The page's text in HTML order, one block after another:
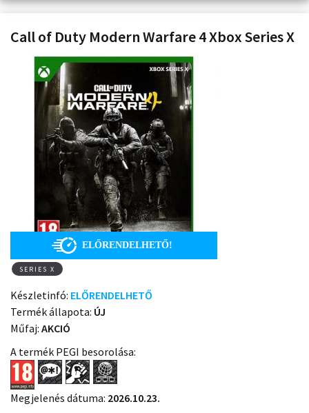
Call of Duty Modern Warfare 4 Xbox Series X
SERIES X
Készletinfó: ELŐRENDELHETŐ
Termék állapota: ÚJ
Műfaj: AKCIÓ
A termék PEGI besorolása:
Megjelenés dátuma: 2026.10.23.